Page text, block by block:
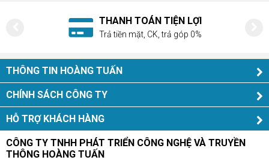
THANH TOÁN TIỆN LỢI
Trả tiền mặt, CK, trả góp 0%
THÔNG TIN HOÀNG TUẤN
CHÍNH SÁCH CÔNG TY
HỖ TRỢ KHÁCH HÀNG
CÔNG TY TNHH PHÁT TRIỂN CÔNG NGHỆ VÀ TRUYỀN
THÔNG HOÀNG TUẤN